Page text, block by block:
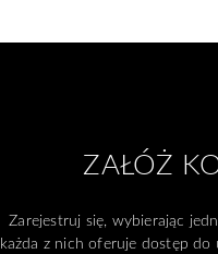
ZAŁÓŻ
Zarejestruj się, wybierając
z nich oferuje dostęp